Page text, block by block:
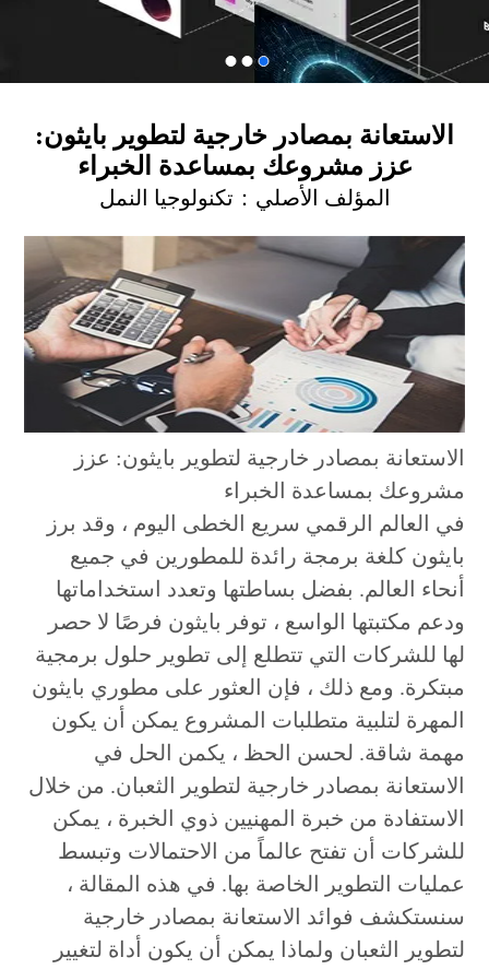
الاستعانة بمصادر خارجية لتطوير بايثون:
عزز مشروعك بمساعدة الخبراء
المؤلف الأصلي： تكنولوجيا النمل
الاستعانة بمصادر خارجية لتطوير بايثون: عزز
مشروعك بمساعدة الخبراء
في العالم الرقمي سريع الخطى اليوم ، وقد برز
بايثون كلغة برمجة رائدة للمطورين في جميع
أنحاء العالم. بفضل بساطتها وتعدد استخداماتها
ودعم مكتبتها الواسع ، توفر بايثون فرصًا لا حصر
لها للشركات التي تتطلع إلى تطوير حلول برمجية
مبتكرة. ومع ذلك ، فإن العثور على مطوري بايثون
المهرة لتلبية متطلبات المشروع يمكن أن يكون
مهمة شاقة. لحسن الحظ ، يكمن الحل في
الاستعانة بمصادر خارجية لتطوير الثعبان. من خلال
الاستفادة من خبرة المهنيين ذوي الخبرة ، يمكن
للشركات أن تفتح عالماً من الاحتمالات وتبسط
عمليات التطوير الخاصة بها. في هذه المقالة ،
سنستكشف فوائد الاستعانة بمصادر خارجية
لتطوير الثعبان ولماذا يمكن أن يكون أداة لتغيير